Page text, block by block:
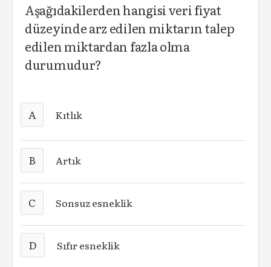
Aşağıdakilerden hangisi veri fiyat
düzeyinde arz edilen miktarın talep
edilen miktardan fazla olma
durumudur?
A Kıtlık
B Artık
C Sonsuz esneklik
D Sıfır esneklik